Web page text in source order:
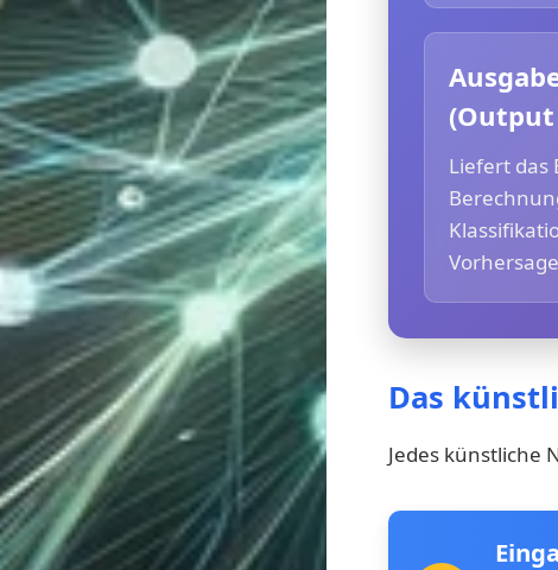
(Output
Liefert das
Das
Jedes künstliche